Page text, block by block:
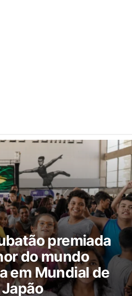
premiada
do mundo
em Mundial de